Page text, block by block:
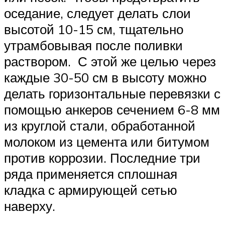
оседание, следует делать слои
высотой 10-15 см, тщательно
утрамбовывая после поливки
раствором. С этой же целью через
каждые 30-50 см в высоту можно
делать горизонтальные перевязки с
помощью анкеров сечением 6-8 мм
из круглой стали, обработанной
молоком из цемента или битумом
против коррозии. Последние три
ряда применяется сплошная
кладка с армирующей сетью
наверху.